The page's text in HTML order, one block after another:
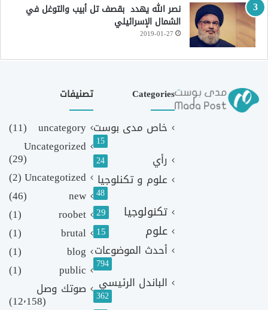
نصر الله يهدد بقصف تل أبيب والتوغل في
الشمال الإسرائيلي
2019-01-27
Categories
خاص مدى بوست
15
رأي 24
علوم و تكنلوجيا
48
تكنولوجيا 29
علوم 15
أحدث الموضوعات
794
الباندل الرئيسي
362
تصنيفات
uncategory
(11)
Uncategorized
(29)
Uncategotized
(2)
new
(46)
roobet
(1)
brutal
(1)
blog
(1)
public
(1)
صوتك وصل
(12٬158)